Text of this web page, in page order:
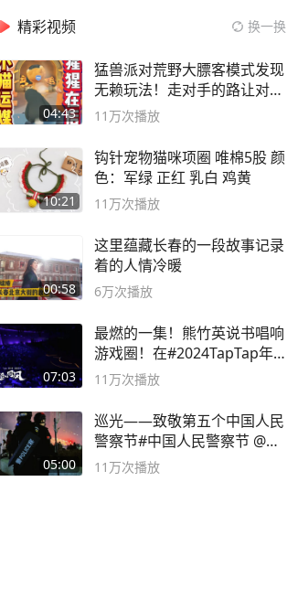
精彩视频 换一换
04:43
猛兽派对荒野大膘客模式发现
无赖玩法！走对手的路让对手
无路可走
11万次播放
10:21
钩针宠物猫咪项圈 唯棉5股 颜
色：军绿 正红 乳白 鸡黄
11万次播放
00:58
这里蕴藏长春的一段故事记录
着的人情冷暖
6万次播放
07:03
最燃的一集！熊竹英说书唱响
游戏圈！在#2024TapTap年
度游戏大赏
11万次播放
05:00
巡光——致敬第五个中国人民
警察节#中国人民警察节 @抖
音小助手
11万次播放